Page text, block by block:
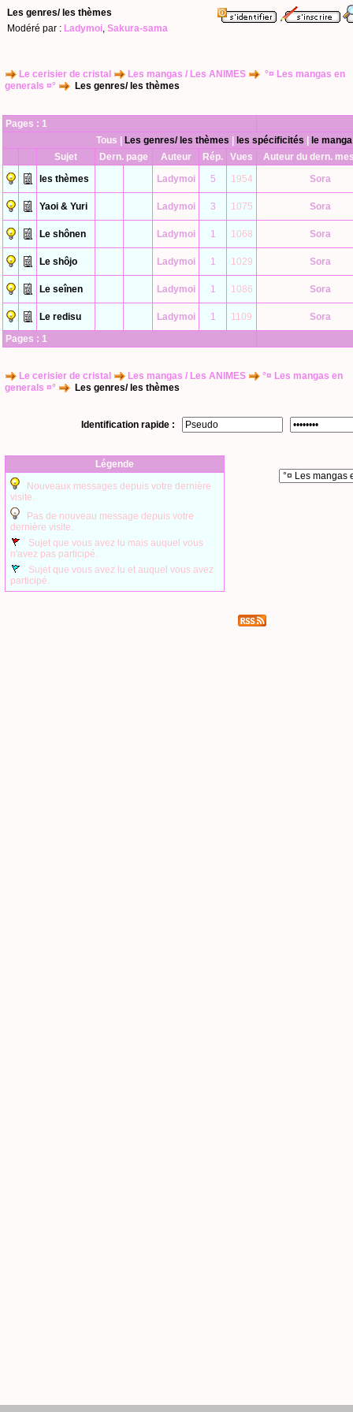
Les genres/ les thèmes
Modéré par : Ladymoi, Sakura-sama
Le cerisier de cristal Les mangas / Les ANIMES
°¤ Les mangas en
generals ¤°
Les genres/ les thèmes
Pages : 1
Tous
Les genres/ les thèmes les spécificités
le
Sujet
Dern. page Auteur Rép. Vues
Auteur du dern.
les thèmes
Ladymoi 5 1954 Sora
Yaoi & Yuri Ladymoi 3 1075 Sora
Le shônen Ladymoi 1 1068 Sora
Le shôjo Ladymoi 1 1029 Sora
Le seînen Ladymoi 1 1086 Sora
Le redisu Ladymoi 1 1109
Sora
Pages : 1
Le cerisier de cristal Les mangas / Les ANIMES
°¤ Les mangas en
generals ¤°
Les genres/ les thèmes
Identification rapide :
Légende
Nouveaux messages depuis votre dernière
visite.
Pas de nouveau message depuis votre
dernière visite.
Sujet que vous avez lu mais auquel vous
n'avez pas participé.
Sujet que vous avez lu et auquel vous avez
participé.